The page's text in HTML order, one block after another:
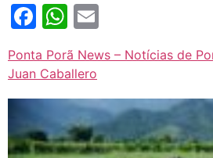
Facebook
WhatsApp
Ponta Porã News – Notícias de
Juan Caballero